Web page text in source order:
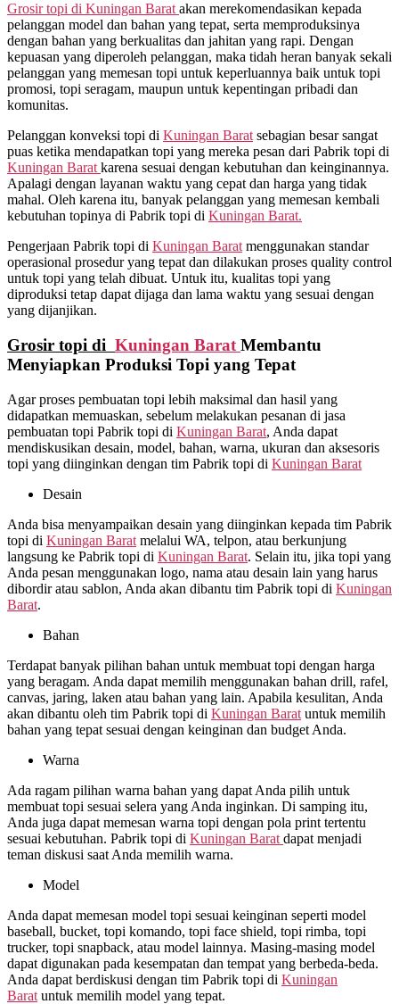
Grosir topi di Kuningan Barat akan merekomendasikan kepada
pelanggan model dan bahan yang tepat, serta memproduksinya
dengan bahan yang berkualitas dan jahitan yang rapi. Dengan
kepuasan yang diperoleh pelanggan, maka tidah heran banyak sekali
pelanggan yang memesan topi untuk keperluannya baik untuk topi
promosi, topi seragam, maupun untuk kepentingan pribadi dan
komunitas.
Pelanggan konveksi topi di Kuningan Barat sebagian besar sangat
puas ketika mendapatkan topi yang mereka pesan dari Pabrik topi di
Kuningan Barat karena sesuai dengan kebutuhan dan keinginannya.
Apalagi dengan layanan waktu yang cepat dan harga yang tidak
mahal. Oleh karena itu, banyak pelanggan yang memesan kembali
kebutuhan topinya di Pabrik topi di Kuningan Barat.
Pengerjaan Pabrik topi di Kuningan Barat menggunakan standar
operasional prosedur yang tepat dan dilakukan proses quality control
untuk topi yang telah dibuat. Untuk itu, kualitas topi yang
diproduksi tetap dapat dijaga dan lama waktu yang sesuai dengan
yang dijanjikan.
Grosir topi di Kuningan Barat Membantu
Menyiapkan Produksi Topi yang Tepat
Agar proses pembuatan topi lebih maksimal dan hasil yang
didapatkan memuaskan, sebelum melakukan pesanan di jasa
pembuatan topi Pabrik topi di Kuningan Barat, Anda dapat
mendiskusikan desain, model, bahan, warna, ukuran dan aksesoris
topi yang diinginkan dengan tim Pabrik topi di Kuningan Barat
Desain
Anda bisa menyampaikan desain yang diinginkan kepada tim Pabrik
topi di Kuningan Barat melalui WA, telpon, atau berkunjung
langsung ke Pabrik topi di Kuningan Barat. Selain itu, jika topi yang
Anda pesan menggunakan logo, nama atau desain lain yang harus
dibordir atau sablon, Anda akan dibantu tim Pabrik topi di Kuningan
Barat.
Bahan
Terdapat banyak pilihan bahan untuk membuat topi dengan harga
yang beragam. Anda dapat memilih menggunakan bahan drill, rafel,
canvas, jaring, laken atau bahan yang lain. Apabila kesulitan, Anda
akan dibantu oleh tim Pabrik topi di Kuningan Barat untuk memilih
bahan yang tepat sesuai dengan keinginan dan budget Anda.
Warna
Ada ragam pilihan warna bahan yang dapat Anda pilih untuk
membuat topi sesuai selera yang Anda inginkan. Di samping itu,
Anda juga dapat memesan warna topi dengan pola print tertentu
sesuai kebutuhan. Pabrik topi di Kuningan Barat dapat menjadi
teman diskusi saat Anda memilih warna.
Model
Anda dapat memesan model topi sesuai keinginan seperti model
baseball, bucket, topi komando, topi face shield, topi rimba, topi
trucker, topi snapback, atau model lainnya. Masing-masing model
dapat digunakan pada kesempatan dan tempat yang berbeda-beda.
Anda dapat berdiskusi dengan tim Pabrik topi di Kuningan
Barat untuk memilih model yang tepat.